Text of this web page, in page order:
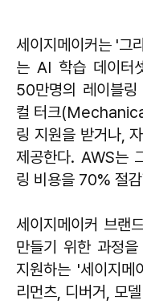
세이지메이커는 '
는 AI 학습 데이터
50만명의 레이블링
컬 터크
링 지원을 받거나,
제공한다. AWS는
링 비용을 70% 절
세이지메이커 브랜
만들기 위한 과정
지원하는 '세이지메
리먼츠, 디버거, 모